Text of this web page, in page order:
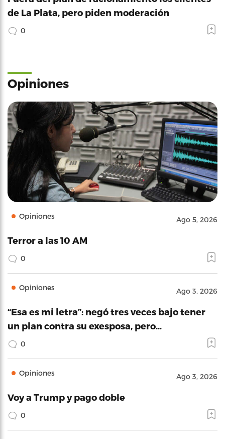
de La Plata, pero piden moderación
0
Opiniones
Opiniones Ago 5, 2026
Terror a las 10 AM
0
Opiniones Ago 3, 2026
“Esa es mi letra”: negó tres veces bajo tener
un plan contra su exesposa, pero…
0
Opiniones Ago 3, 2026
Voy a Trump y pago doble
0